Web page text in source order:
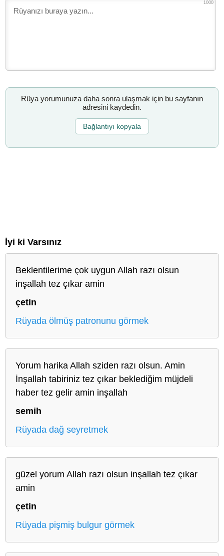
1000
Rüya yorumunuza daha sonra ulaşmak için bu sayfanın
adresini kaydedin.
Bağlantıyı kopyala
İyi ki Varsınız
Beklentilerime çok uygun Allah razı olsun
inşallah tez çıkar amin
çetin
Rüyada ölmüş patronunu görmek
Yorum harika Allah sziden razı olsun. Amin
İnşallah tabiriniz tez çıkar beklediğim müjdeli
haber tez gelir amin inşallah
semih
Rüyada dağ seyretmek
güzel yorum Allah razı olsun inşallah tez çıkar
amin
çetin
Rüyada pişmiş bulgur görmek